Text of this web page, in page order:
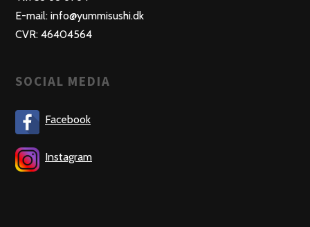
E-mail: info@yummisushi.dk
CVR: 46404564
SOCIAL MEDIA
Facebook
Instagram